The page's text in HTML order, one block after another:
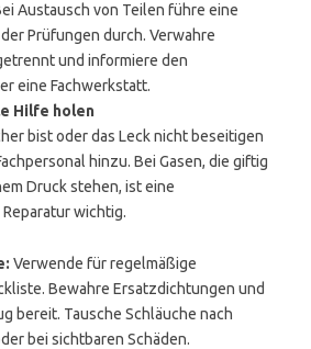
Austausch von Teilen führe eine
Prüfungen durch. Verwahre
und informiere den
eine Fachwerkstatt.
Hilfe holen
bist oder das Leck nicht beseitigen
hinzu. Bei Gasen, die giftig
Druck stehen, ist eine
wichtig.
Verwende für regelmäßige
Bewahre Ersatzdichtungen und
bereit. Tausche Schläuche nach
bei sichtbaren Schäden.